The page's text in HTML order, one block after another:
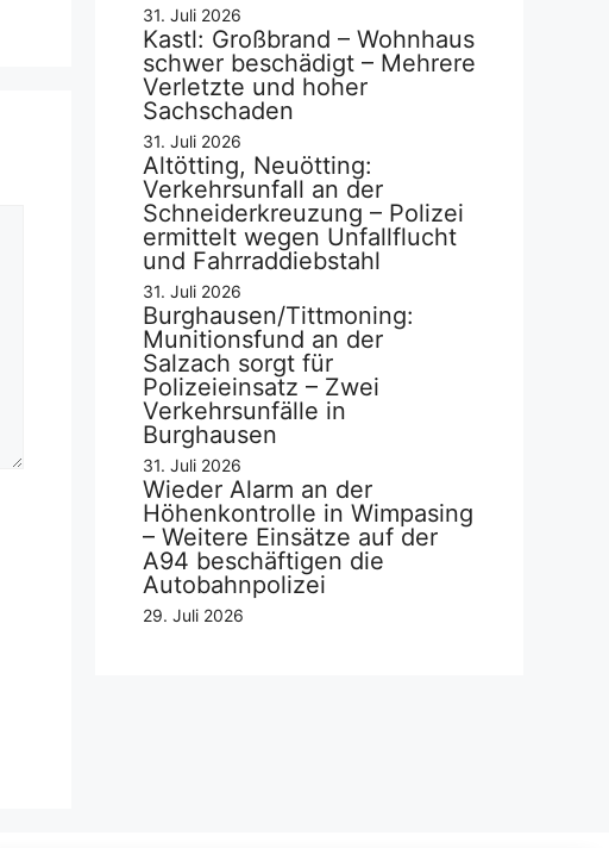
31. Juli 2026
Kastl: Großbrand – Wohnhaus
schwer beschädigt – Mehrere
Verletzte und hoher
Sachschaden
31. Juli 2026
Altötting, Neuötting:
Verkehrsunfall an der
Schneiderkreuzung – Polizei
ermittelt wegen Unfallflucht
und Fahrraddiebstahl
31. Juli 2026
Burghausen/Tittmoning:
Munitionsfund an der
Salzach sorgt für
Polizeieinsatz – Zwei
Verkehrsunfälle in
Burghausen
31. Juli 2026
Wieder Alarm an der
Höhenkontrolle in Wimpasing
– Weitere Einsätze auf der
A94 beschäftigen die
Autobahnpolizei
29. Juli 2026